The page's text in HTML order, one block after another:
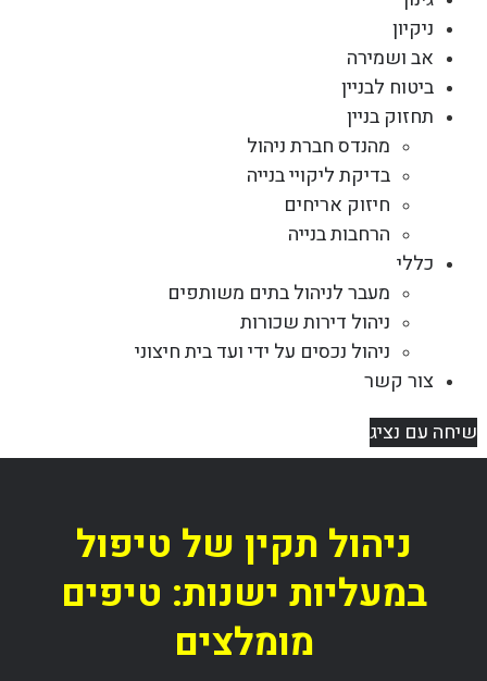
ניקיון
אב ושמירה
ביטוח לבניין
תחזוק בניין
מהנדס חברת ניהול
בדיקת ליקויי בנייה
חיזוק אריחים
הרחבות בנייה
כללי
מעבר לניהול בתים משותפים
ניהול דירות שכורות
ניהול נכסים על ידי ועד בית חיצוני
צור קשר
שיחה עם נציג
ניהול תקין של טיפול
במעליות ישנות: טיפים
מומלצים